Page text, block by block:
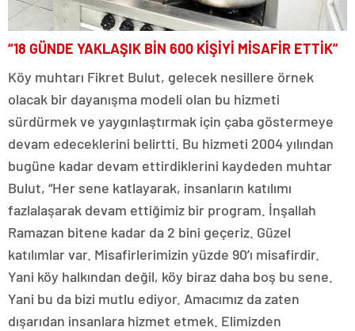
“18 GÜNDE YAKLAŞIK BİN 600 KİŞİYİ MİSAFİR ETTİK”
Köy muhtarı Fikret Bulut, gelecek nesillere örnek
olacak bir dayanışma modeli olan bu hizmeti
sürdürmek ve yaygınlaştırmak için çaba göstermeye
devam edeceklerini belirtti. Bu hizmeti 2004 yılından
bugüne kadar devam ettirdiklerini kaydeden muhtar
Bulut, “Her sene katlayarak, insanların katılımı
fazlalaşarak devam ettiğimiz bir program. İnşallah
Ramazan bitene kadar da 2 bini geçeriz. Güzel
katılımlar var. Misafirlerimizin yüzde 90’ı misafirdir.
Yani köy halkından değil, köy biraz daha boş bu sene.
Yani bu da bizi mutlu ediyor. Amacımız da zaten
dışarıdan insanlara hizmet etmek. Elimizden